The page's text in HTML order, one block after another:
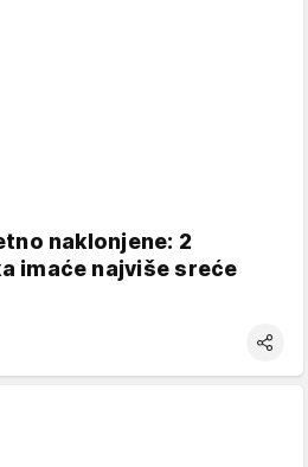
naklonjene: 2
imaće najviše sreće